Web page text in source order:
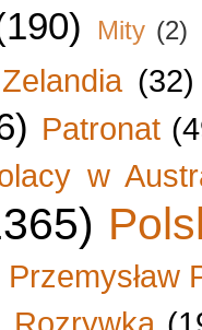
Mity (2)
(32)
Patronat
w
Przemysław
Rozrywka